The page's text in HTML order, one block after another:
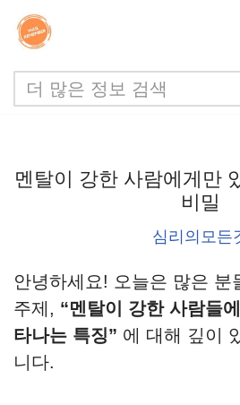
콘
텐
츠
너
멘탈이 강한 사람에게만
비밀
심리의모든
안녕하세요! 오늘은 많은 분
주제, “멘탈이 강한 사람들
타나는 특징” 에 대해 깊이
니다.